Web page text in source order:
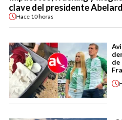
clave del presidente
Hace 10 horas
de